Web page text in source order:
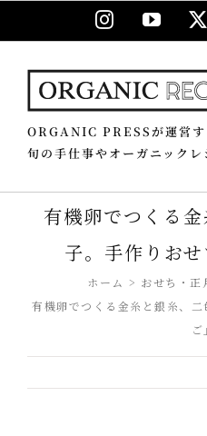
Instagram
ORGANIC PRESSが運営す
旬の手仕事やオーガニックレ
有機卵でつくる
子。手作りおせ
ホーム おせち・正
有機卵でつくる金糸と銀糸、
ご」